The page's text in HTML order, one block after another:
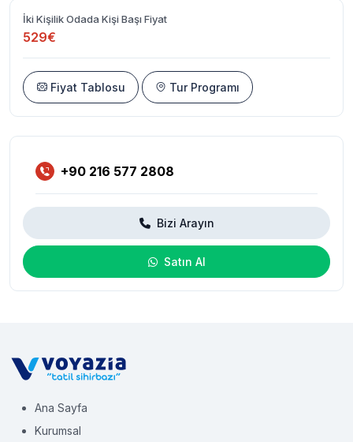
İki Kişilik Odada Kişi Başı Fiyat
529€
Fiyat Tablosu Tur Programı
+90 216 577 2808
Bizi Arayın
Satın Al
Ana Sayfa
Kurumsal